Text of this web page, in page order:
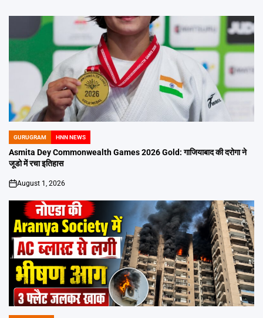
POSTED
IN
GURUGRAM HNN NEWS
Asmita Dey Commonwealth Games 2026 Gold: गाजियाबाद की दरोगा ने
जूडो में रचा इतिहास
on
August 1, 2026